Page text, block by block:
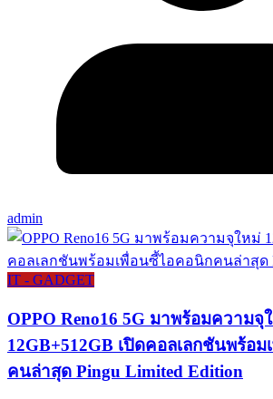
admin
IT - GADGET
OPPO Reno16 5G มาพร้อมความจุ
12GB+512GB เปิดคอลเลกชันพร้อ
คนล่าสุด Pingu Limited Edition